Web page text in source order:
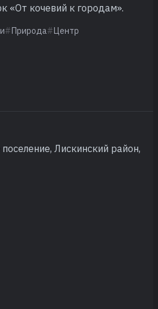
«От кочевий к городам».
Природа
Центр
Лискинский район,